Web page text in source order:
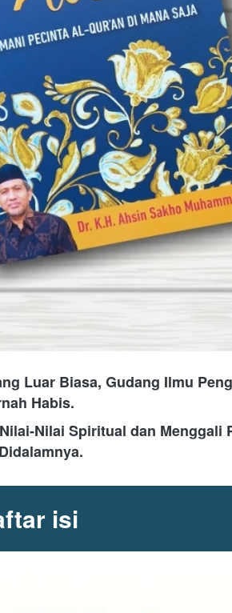
Luar Biasa, Gudang Ilmu
Habis.
Nilai Spiritual dan Menggali
isi